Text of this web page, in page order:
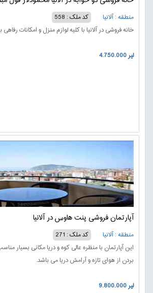
منطقه : آلانیا
کد ملک : 558
خانه فروشی در آلانیا با کلیه لوازم منزل و امکانات
4.750.000 لیر
آپارتمان فروشی پنت هاوس در آلانیا
منطقه : آلانیا
کد ملک : 271
این آپارتمان با منظره عالی کوه و دریا مکانی بسیار
بردن از هوای تازه و آرامش دریا می باشد.
9.800.000 لیر